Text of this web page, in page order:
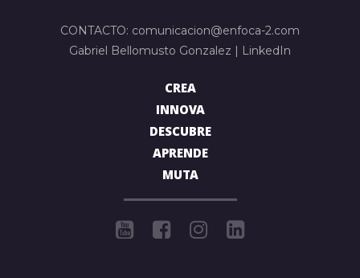
CONTACTO: comunicacion@enfoca-2.com
Gabriel Bellomusto Gonzalez | LinkedIn
CREA
INNOVA
DESCUBRE
APRENDE
MUTA